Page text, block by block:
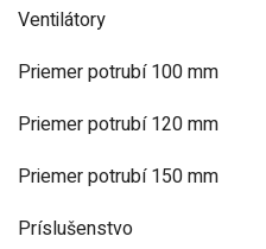
Ventilátory
Priemer potrubí 100 mm
Priemer potrubí 120 mm
Priemer potrubí 150 mm
Príslušenstvo